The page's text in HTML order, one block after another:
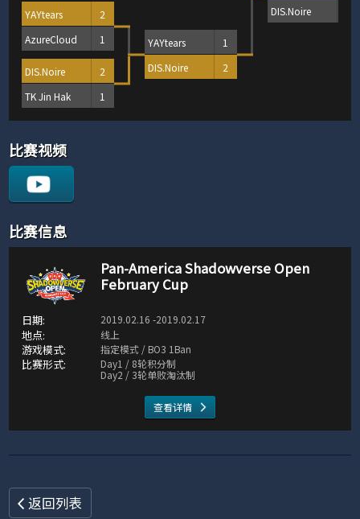
YAYtears
2
AzureCloud
1
DIS.Noire
2
TK Jin Hak
1
YAYtears
1
DIS.Noire
2
DIS.Noire
比赛视频
比赛信息
Pan-America Shadowverse Open
February Cup
2019.02.16 -2019.02.17
线上
指定模式 / BO3 1Ban
Day1 / 8轮积分制
Day2 / 3轮单败淘汰制
查看详情
返回列表